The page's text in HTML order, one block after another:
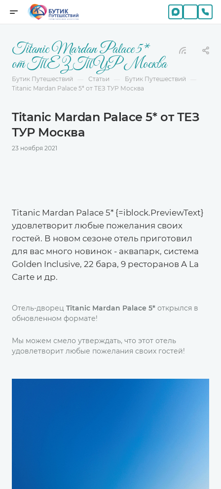
Titanic Mardan Palace 5*
от ТЕЗ ТУР Москва
Бутик Путешествий Статьи Бутик Путешествий
Titanic Mardan Palace 5* от ТЕЗ ТУР Москва
Titanic Mardan Palace 5* от ТЕЗ
ТУР Москва
23 ноября 2021
Titanic Mardan Palace 5* {=iblock.PreviewText}
удовлетворит любые пожелания своих
гостей. В новом сезоне отель приготовил
для вас много новинок - аквапарк, система
Golden Inclusive, 22 бара, 9 ресторанов A La
Carte и др.
Отель-дворец Titanic Mardan Palace 5* открылся в
обновленном формате!
Мы можем смело утверждать, что этот отель
удовлетворит любые пожелания своих гостей!